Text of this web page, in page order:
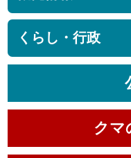
くらし・行政
クマ